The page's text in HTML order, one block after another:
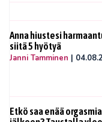
Anna hiustesi
siitä 5 hyötyä
Janni Tamminen |
Etkö saa enää